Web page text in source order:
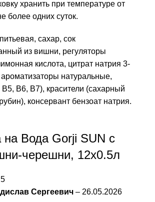
хранить при температуре от
более одних суток.
сахар, сок
из вишни, регуляторы
кислота, цитрат натрия 3-
натуральные,
В6, В7), красители (сахарный
консервант бензоат натрия.
на Вода Gorji SUN с
черешни, 12x0.5л
Сергеевич – 26.05.2026